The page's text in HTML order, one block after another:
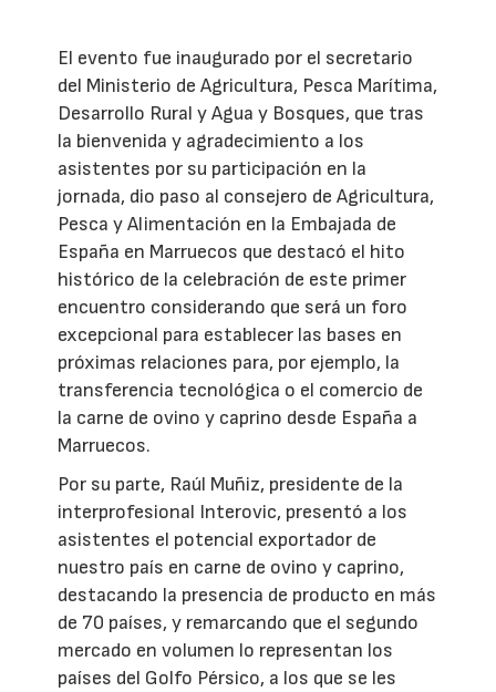
El evento fue inaugurado por el secretario
del Ministerio de Agricultura, Pesca Marítima,
Desarrollo Rural y Agua y Bosques, que tras
la bienvenida y agradecimiento a los
asistentes por su participación en la
jornada, dio paso al consejero de Agricultura,
Pesca y Alimentación en la Embajada de
España en Marruecos que destacó el hito
histórico de la celebración de este primer
encuentro considerando que será un foro
excepcional para establecer las bases en
próximas relaciones para, por ejemplo, la
transferencia tecnológica o el comercio de
la carne de ovino y caprino desde España a
Marruecos.
Por su parte, Raúl Muñiz, presidente de la
interprofesional Interovic, presentó a los
asistentes el potencial exportador de
nuestro país en carne de ovino y caprino,
destacando la presencia de producto en más
de 70 países, y remarcando que el segundo
mercado en volumen lo representan los
países del Golfo Pérsico, a los que se les